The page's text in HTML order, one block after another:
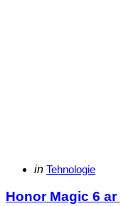
Categories
Posted
in Tehnologie
Honor Magic 6